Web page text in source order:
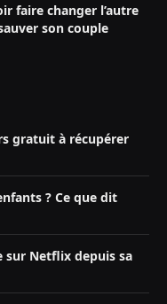
faire changer l’autre
son couple
gratuit à récupérer
? Ce que dit
sur Netflix depuis sa